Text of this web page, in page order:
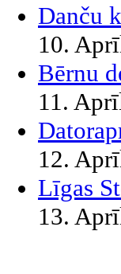
Danču
10.
Bērnu
11.
12.
Līgas
13.